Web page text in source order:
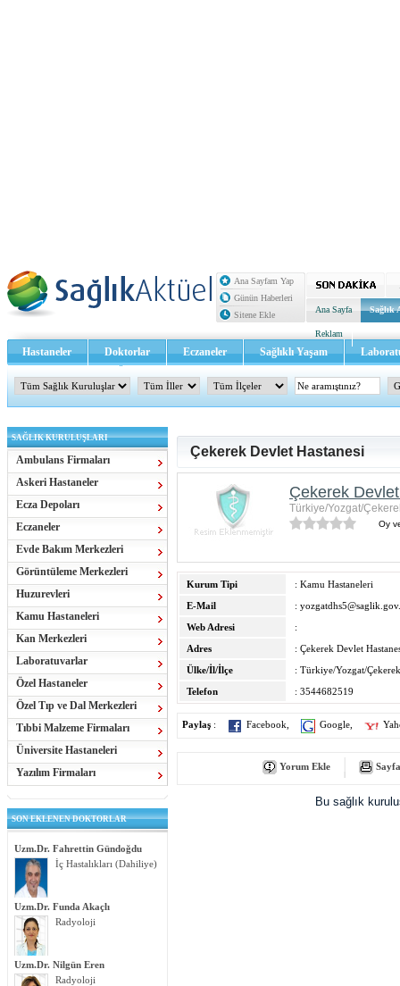
Ana Sayfam Yap
Günün Haberleri
Sitene Ekle
Ana Sayfa Sağlık
Reklam
Hastaneler Doktorlar Eczaneler Sağlıklı Yaşam
Sağlık TV - Video İletişim
SAĞLIK KURULUŞLARI
Ambulans Firmaları
Askeri Hastaneler
Ecza Depoları
Eczaneler
Evde Bakım Merkezleri
Görüntüleme Merkezleri
Huzurevleri
Kamu Hastaneleri
Kan Merkezleri
Laboratuvarlar
Özel Hastaneler
Özel Tıp ve Dal Merkezleri
Tıbbi Malzeme Firmaları
Üniversite Hastaneleri
Yazılım Firmaları
SON EKLENEN DOKTORLAR
Uzm.Dr. Fahrettin Gündoğdu
İç Hastalıkları (Dahiliye)
Uzm.Dr. Funda Akaçlı
Radyoloji
Uzm.Dr. Nilgün Eren
Radyoloji
Çekerek Devlet Hastanesi
Çekerek
Türkiye/Yozgat/
Oy
Kurum Tipi
: Kamu Hastaneleri
E-Mail
:
Web Adresi
:
Adres
: Çekerek Devlet
Ülke/İl/İlçe
: Türkiye/Yozgat/Çekerek
Telefon
: 3544682519
Paylaş : Facebook Google
Yorum Ekle
Bu sağlık